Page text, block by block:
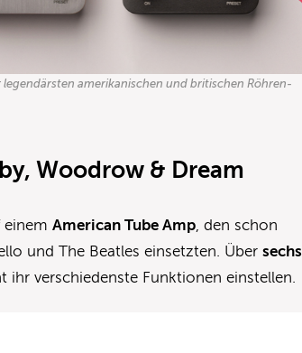
amerikanischen und britischen Röhren-
Woodrow & Dream
einemAmerican Tube Amp, den schon
und The Beatles einsetzten. Übersechs
ihr verschiedenste Funktionen einstellen.